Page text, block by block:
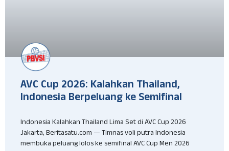
AVC Cup 2026: Kalahkan Thailand,
Indonesia Berpeluang ke Semifinal
Indonesia Kalahkan Thailand Lima Set di AVC Cup 2026
Jakarta, Beritasatu.com — Timnas voli putra Indonesia
membuka peluang lolos ke semifinal AVC Cup Men 2026